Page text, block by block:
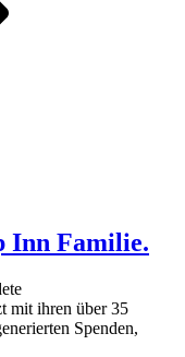
Inn Familie.
mit ihren über35
Spenden,